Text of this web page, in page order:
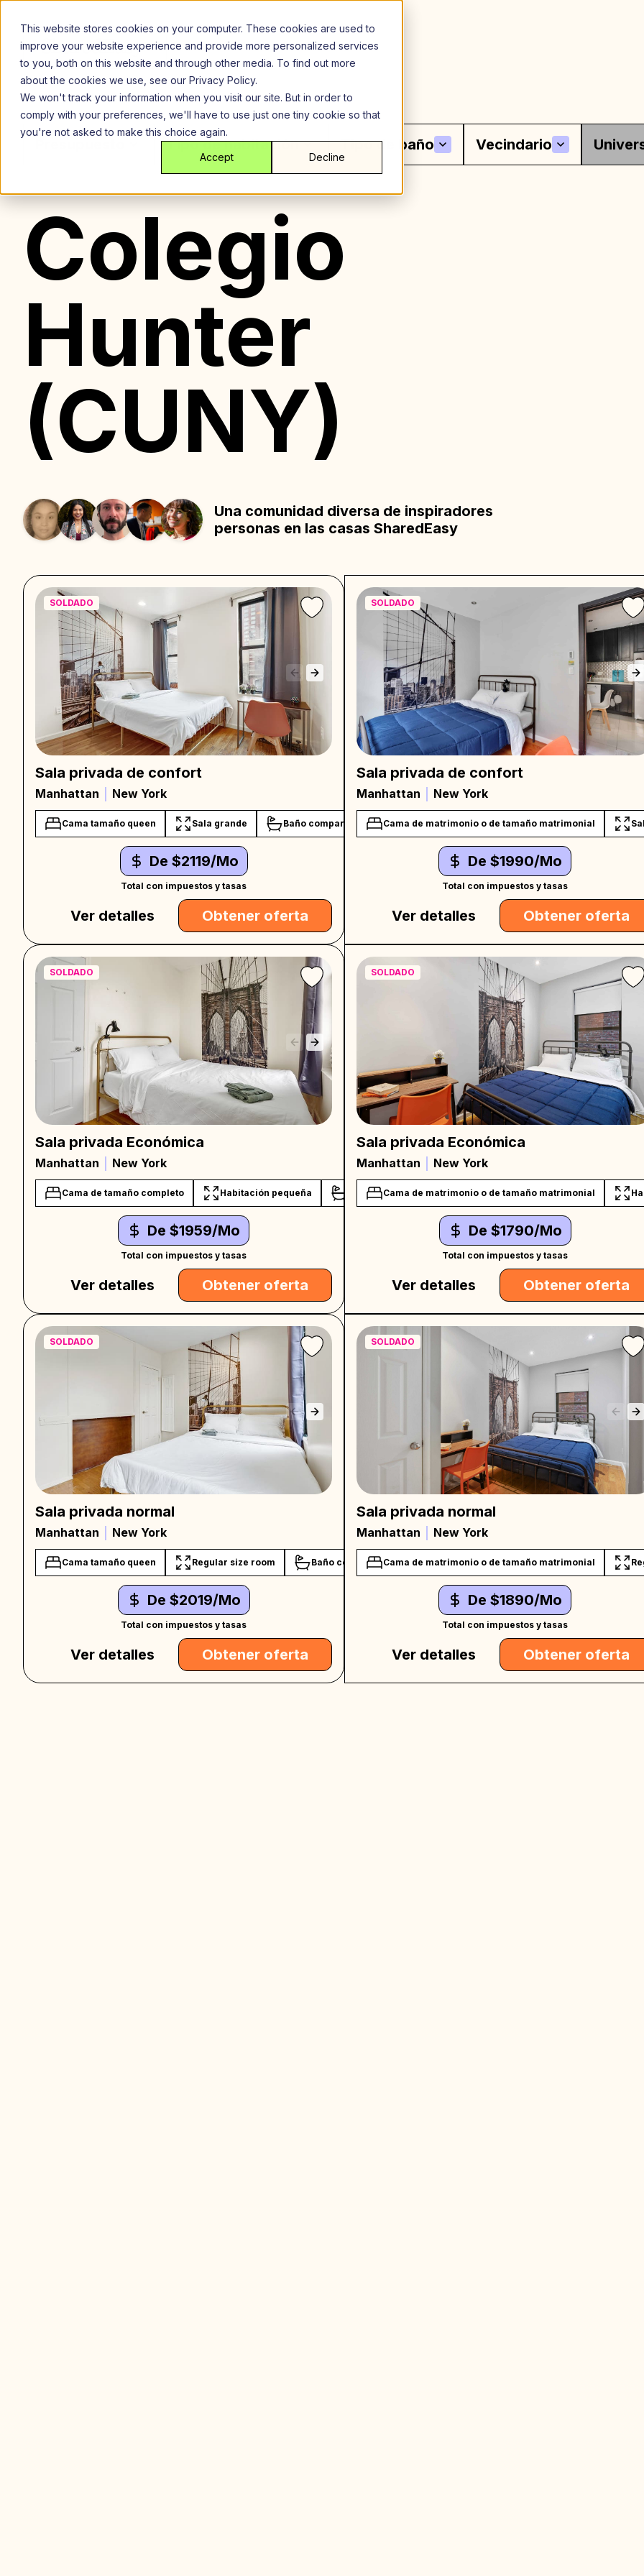
This website stores cookies on your computer. These cookies are used to
improve your website experience and provide more personalized services
to you, both on this website and through other media. To find out more
about the cookies we use, see our Privacy Policy.
We won't track your information when you visit our site. But in order to
comply with your preferences, we'll have to use just one tiny cookie so that
you're not asked to make this choice again.
Accept Decline
Saltar
contenido
Tipo de habitación Tipo de baño Vecindario
Colegio
Hunter
(CUNY)
Una comunidad diversa de inspiradores
personas en las casas SharedEasy
SOLDADO
Sala privada de confort
Manhattan New York
Cama tamaño queen Sala grande Baño compartido Private work desk
De $2119/Mo
Total con impuestos y tasas
Ver detalles Obtener oferta
SOLDADO
Sala privada de confort
Manhattan New York
Cama de matrimonio o de tamaño matrimonial
De $1990/Mo
Total con impuestos y tasas
Ver detalles Obtener oferta
SOLDADO
Sala privada Económica
Manhattan New York
Cama de tamaño completo Habitación pequeña Baño compartido
De $1959/Mo
Total con impuestos y tasas
Ver detalles Obtener oferta
SOLDADO
Sala privada Económica
Manhattan New York
Cama de matrimonio o de tamaño matrimonial
De $1790/Mo
Total con impuestos y tasas
Ver detalles Obtener oferta
SOLDADO
Sala privada normal
Manhattan New York
Cama tamaño queen Regular size room Baño compartido Work desk by request
De $2019/Mo
Total con impuestos y tasas
Ver detalles Obtener oferta
SOLDADO
Sala privada normal
Manhattan New York
Cama de matrimonio o de tamaño matrimonial
De $1890/Mo
Total con impuestos y tasas
Ver detalles Obtener oferta